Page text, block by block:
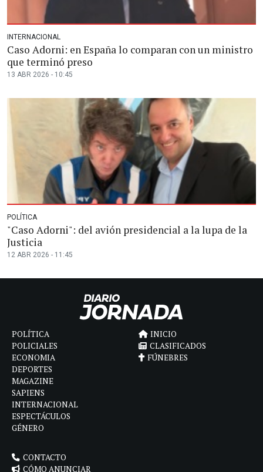
INTERNACIONAL
Caso Adorni: en España lo comparan con un ministro
que terminó preso
13 ABR 2026 - 10:45
POLÍTICA
"Caso Adorni": del avión presidencial a la lupa de la
Justicia
12 ABR 2026 - 11:45
POLÍTICA
POLICIALES
ECONOMIA
DEPORTES
MAGAZINE
SAPIENS
INTERNACIONAL
ESPECTÁCULOS
GÉNERO
INICIO
CLASIFICADOS
FÚNEBRES
CONTACTO
CÓMO ANUNCIAR